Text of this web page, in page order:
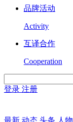
品牌活动
Activity
互译合作
Cooperation
登录 注册
最新 动态 头条 人物